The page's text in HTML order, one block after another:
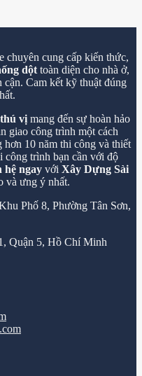
chuyên cung cấp kiến thức,
dột toàn diện cho nhà ở,
Cam kết kỹ thuật đúng
vị mang đến sự hoàn hảo
giao công trình một cách
hơn 10 năm thi công và thiết
công trình bạn cần với độ
hệ ngay với Xây Dựng Sài
và ưng ý nhất.
Phố 8, Phường Tân Sơn,
Quận 5, Hồ Chí Minh